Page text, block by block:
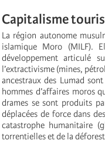
Capitalisme
La région autonome
islamique Moro (MILF).
développement articulé
l’extractivisme (mines,
ancestraux des Lumad
hommes d’affaires moros
drames se sont produits
déplacées de force dans
catastrophe humanitaire
torrentielles et de la